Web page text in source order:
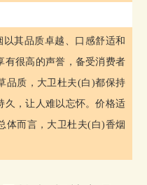
其品质卓越、口感舒适和
有很高的声誉，备受消费者
品质，大卫杜夫(白)都保持
久，让人难以忘怀。价格适
体而言，大卫杜夫(白)香烟